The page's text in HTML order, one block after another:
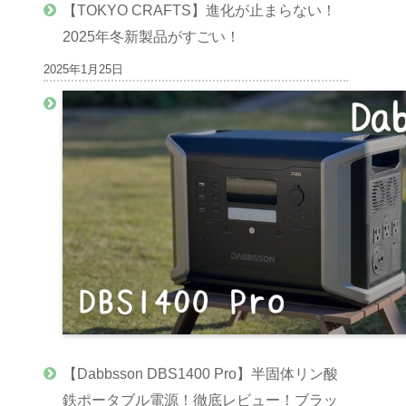
【TOKYO CRAFTS】進化が止まらない！
2025年冬新製品がすごい！
2025年1月25日
【Dabbsson DBS1400 Pro】半固体リン酸
鉄ポータブル電源！徹底レビュー！ブラッ